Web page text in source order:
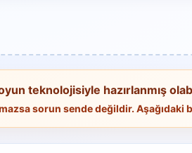
teknolojisiyle hazırlanmış
sorun sende değildir.